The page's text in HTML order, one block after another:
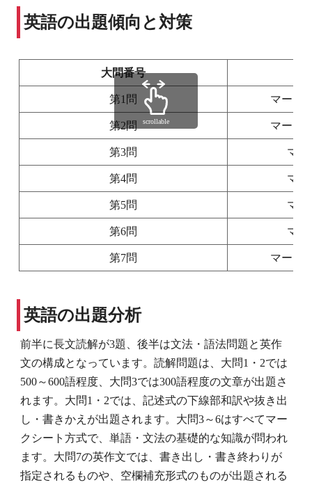
英語の出題傾向と対策
大問番号
第1問 マーク
第2問 マーク
第3問 マ
第4問 マ
第5問 マ
第6問 マ
第7問 マーク
scrollable
英語の出題分析
前半に長文読解が3題、後半は文法・語法問題と英作
文の構成となっています。読解問題は、大問1・2では
500～600語程度、大問3では300語程度の文章が出題さ
れます。大問1・2では、記述式の下線部和訳や抜き出
し・書きかえが出題されます。大問3～6はすべてマー
クシート方式で、単語・文法の基礎的な知識が問われ
ます。大問7の英作文では、書き出し・書き終わりが
指定されるものや、空欄補充形式のものが出題される